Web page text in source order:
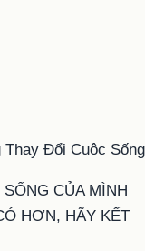
CỦA MÌNH
HƠN, HÃY KẾT